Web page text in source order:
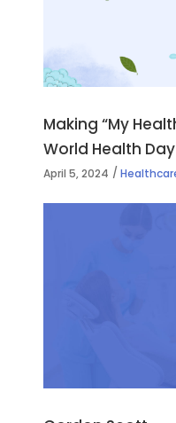
Making “My
World Health Day
April 5, 2024